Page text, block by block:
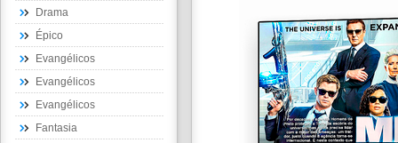
Drama
Épico
Evangélicos
Evangélicos
Evangélicos
Fantasia